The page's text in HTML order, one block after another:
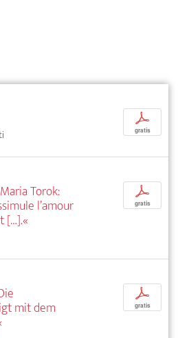
p
gratis
Torok:
l’amour
[…].«
p
gratis
mit dem
p
gratis